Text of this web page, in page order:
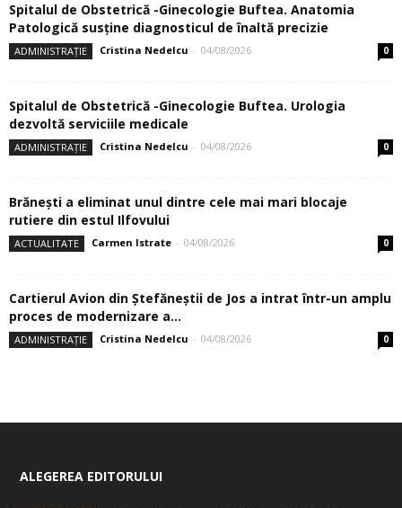
Spitalul de Obstetrică -Ginecologie Buftea. Anatomia
Patologică susţine diagnosticul de înaltă precizie
ADMINISTRAȚIE Cristina Nedelcu - 04/08/2026 0
Spitalul de Obstetrică -Ginecologie Buftea. Urologia
dezvoltă serviciile medicale
ADMINISTRAȚIE Cristina Nedelcu - 04/08/2026 0
Brănești a eliminat unul dintre cele mai mari blocaje
rutiere din estul Ilfovului
ACTUALITATE Carmen Istrate - 04/08/2026 0
Cartierul Avion din Ştefăneştii de Jos a intrat într-un amplu
proces de modernizare a...
ADMINISTRAȚIE Cristina Nedelcu - 04/08/2026 0
ALEGEREA EDITORULUI